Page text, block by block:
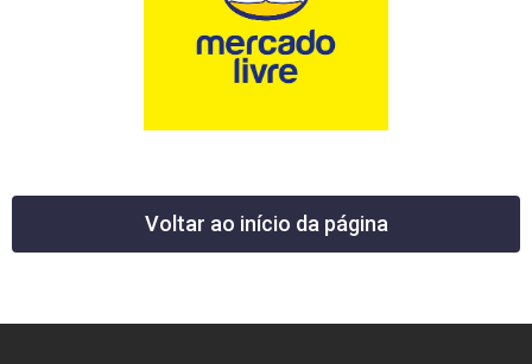
Voltar ao início da página